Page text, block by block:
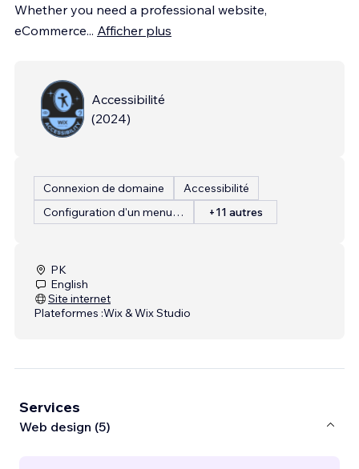
Whether you need a professional website,
eCommerce... Afficher plus
Accessibilité
(2024)
Connexion de domaine
Accessibilité
Configuration d'un menu de restaurant
+11 autres
PK
English
Site internet
Plateformes :Wix & Wix Studio
Services
Web design (5)